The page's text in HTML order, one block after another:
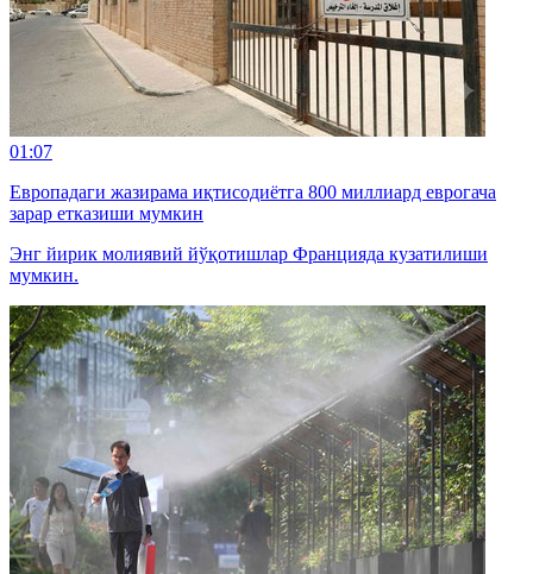
01:07
Европадаги жазирама иқтисодиётга 800 миллиард еврогача
зарар етказиши мумкин
Энг йирик молиявий йўқотишлар Францияда кузатилиши
мумкин.